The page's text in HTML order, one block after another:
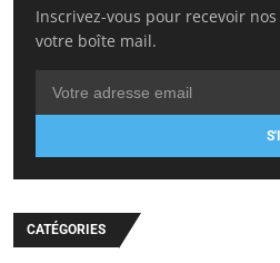
Inscrivez-vous pour recevoir
votre boîte mail.
CATÉGORIES